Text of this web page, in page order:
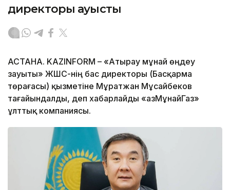
директоры ауысты
АСТАНА. KAZINFORM – «Атырау мұнай өңдеу
зауыты» ЖШС-нің бас директоры (Басқарма
төрағасы) қызметіне Мұратжан Мұсайбеков
тағайындалды, деп хабарлайды «ҚазМұнайГаз»
ұлттық компаниясы.